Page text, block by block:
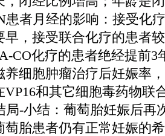
患者月经的影响：接受化
早，接受联合化疗的患者
CO化疗的患者绝经提前3
养细胞肿瘤治疗后妊娠率
VP16和其它细胞毒药物联
局-小结：葡萄胎妊娠后再
萄胎患者仍有正常妊娠的